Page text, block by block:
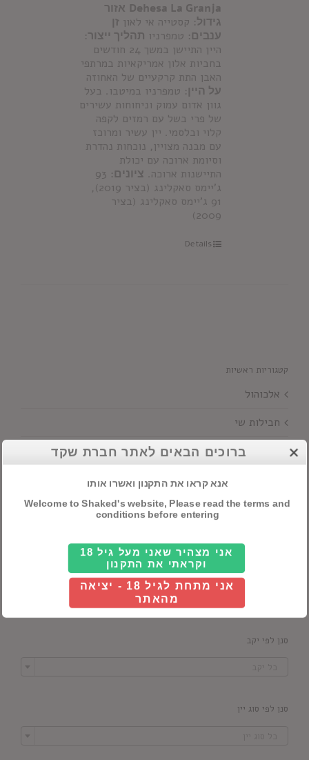
Dehesa La Granja אזור
גידול: קסטייה אי לאון זן
ענבים: טמפרניו תהליך ייצור:
היין התיישן במשך 24 חודשים
בחביות אלון אמריקאיות במרתפי
האבן התת קרקעיים של האחוזה
על היין: טמפרניו במיטבו. בעל
גוון אדום עמוק וניחוחות עשירים
של פרי בשל עם רמזים לקפה
קלוי ובלסמי. יין עשיר ומרוכז
עם מבנה מצויין, נוכחות נהדרת
וסיומת ארוכה עם יכולת
התיישנות ארוכה. ציונים: 93
ג'יימס סאקלינג (בציר 2019),
91 ג'יימס סאקלינג (בציר
2009)
Details
קטגוריות ראשיות
אלכוהול
חבילות שי
חיפוש מוצרים
סנן לפי מדינה
סנן לפי יקב
סנן לפי סוג יין
ברוכים הבאים לאתר חברת שקד
אנא קראו את התקנון ואשרו אותו
Welcome to Shaked's website, Please read the terms and
conditions before entering
אני מצהיר שאני מעל גיל 18
וקראתי את התקנון
אני מתחת לגיל 18 - יציאה
מהאתר